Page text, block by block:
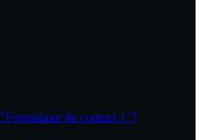
de contact 1"]